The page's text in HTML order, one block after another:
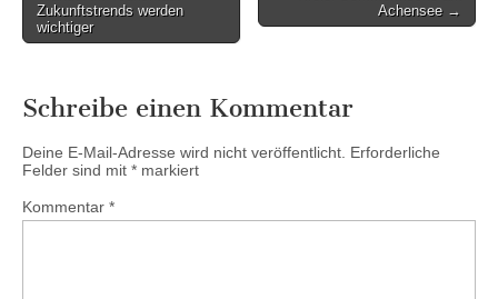
Zukunftstrends werden
wichtiger
Achensee →
Schreibe einen Kommentar
Deine E-Mail-Adresse wird nicht veröffentlicht. Erforderliche
Felder sind mit * markiert
Kommentar *